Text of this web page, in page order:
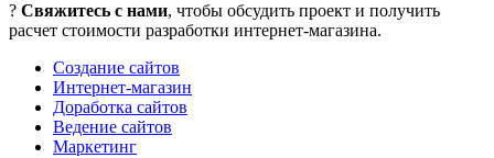
? Свяжитесь с нами, чтобы обсудить проект и получить
расчет стоимости разработки интернет-магазина.
Создание сайтов
Интернет-магазин
Доработка сайтов
Ведение сайтов
Маркетинг